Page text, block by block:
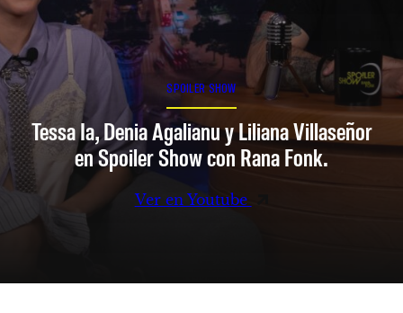
SPOILER SHOW
Tessa Ia, Denia Agalianu y Liliana Villaseñor
en Spoiler Show con Rana Fonk.
Ver en Youtube